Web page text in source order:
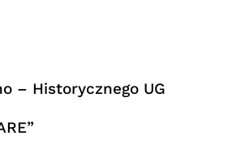
– Historycznego UG